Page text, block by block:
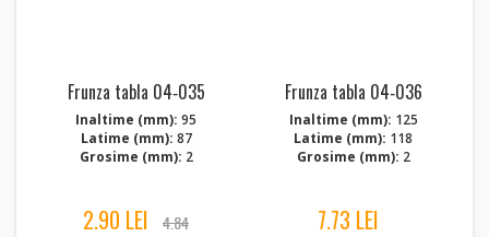
Frunza tabla 04‑035
Inaltime (mm): 95
Latime (mm): 87
Grosime (mm): 2
2.90 LEI 4.84
Frunza tabla 04‑036
Inaltime (mm): 125
Latime (mm): 118
Grosime (mm): 2
7.73 LEI